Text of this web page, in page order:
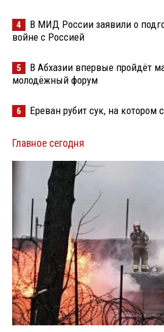
4
В МИД России заявили о
войне с Россией
5
В Абхазии впервые пройдёт
молодёжный форум
6 Ереван рубит сук, на котором
Главное сегодня